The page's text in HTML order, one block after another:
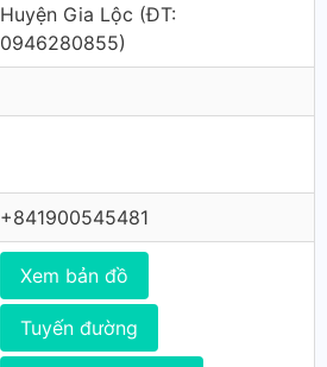
Huyện Gia Lộc (ÐT:
0946280855)
+841900545481
Xem bản đồ
Tuyến đường